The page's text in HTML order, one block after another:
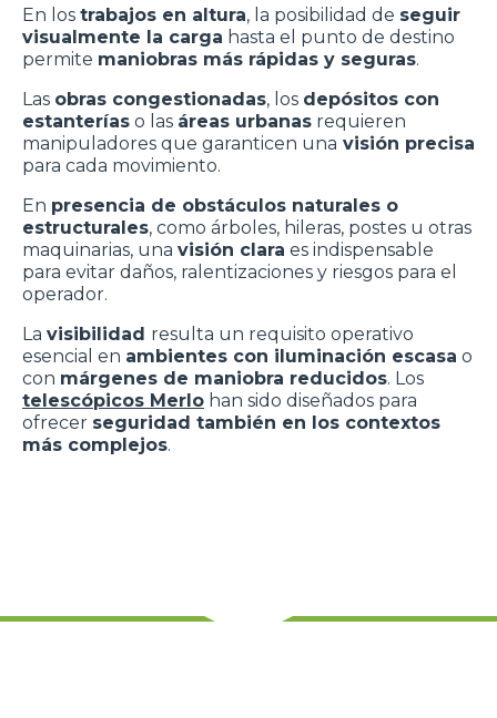
En los trabajos en altura, la posibilidad de seguir
visualmente la carga hasta el punto de destino
permite maniobras más rápidas y seguras.
Las obras congestionadas, los depósitos con
estanterías o las áreas urbanas requieren
manipuladores que garanticen una visión precisa
para cada movimiento.
En presencia de obstáculos naturales o
estructurales, como árboles, hileras, postes u otras
maquinarias, una visión clara es indispensable
para evitar daños, ralentizaciones y riesgos para el
operador.
La visibilidad resulta un requisito operativo
esencial en ambientes con iluminación escasa o
con márgenes de maniobra reducidos. Los
telescópicos Merlo han sido diseñados para
ofrecer seguridad también en los contextos
más complejos.